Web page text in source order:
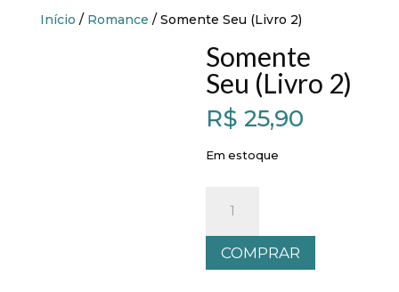
Início / Romance / Somente Seu (Livro 2)
Somente
Seu (Livro 2)
R$ 25,90
Em estoque
(Livro
COMPRAR